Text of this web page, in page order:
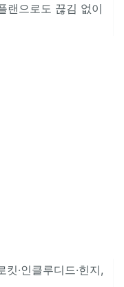
랜으로도 끊김 없이
·인클루디드·힌지,